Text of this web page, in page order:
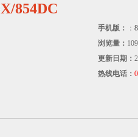
854DC
手机版： ：
浏览量：
更新日期：
热线电话：